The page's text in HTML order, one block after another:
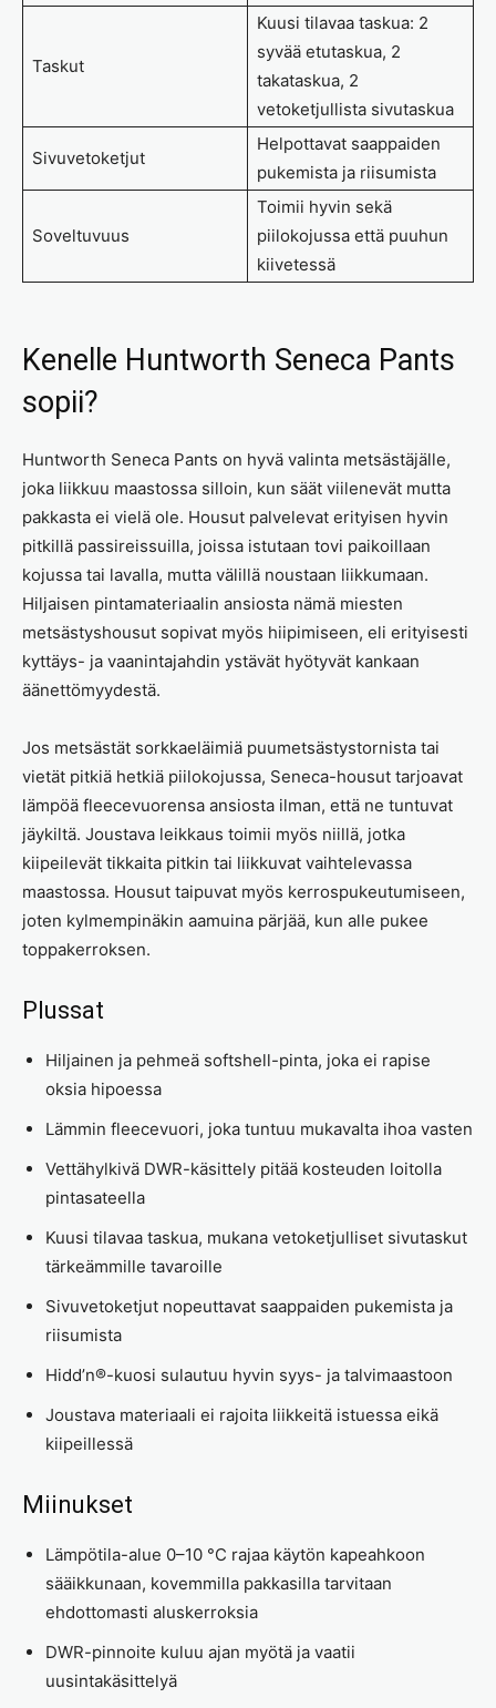
Taskut
Kuusi tilavaa taskua: 2
syvää etutaskua, 2
takataskua, 2
vetoketjullista sivutaskua
Sivuvetoketjut
Helpottavat saappaiden
pukemista ja riisumista
Soveltuvuus
Toimii hyvin sekä
piilokojussa että puuhun
kiivetessä
Kenelle Huntworth Seneca Pants
sopii?
Huntworth Seneca Pants on hyvä valinta metsästäjälle,
joka liikkuu maastossa silloin, kun säät viilenevät mutta
pakkasta ei vielä ole. Housut palvelevat erityisen hyvin
pitkillä passireissuilla, joissa istutaan tovi paikoillaan
kojussa tai lavalla, mutta välillä noustaan liikkumaan.
Hiljaisen pintamateriaalin ansiosta nämä miesten
metsästyshousut sopivat myös hiipimiseen, eli erityisesti
kyttäys- ja vaanintajahdin ystävät hyötyvät kankaan
äänettömyydestä.
Jos metsästät sorkkaeläimiä puumetsästystornista tai
vietät pitkiä hetkiä piilokojussa, Seneca-housut tarjoavat
lämpöä fleecevuorensa ansiosta ilman, että ne tuntuvat
jäykiltä. Joustava leikkaus toimii myös niillä, jotka
kiipeilevät tikkaita pitkin tai liikkuvat vaihtelevassa
maastossa. Housut taipuvat myös kerrospukeutumiseen,
joten kylmempinäkin aamuina pärjää, kun alle pukee
toppakerroksen.
Plussat
Hiljainen ja pehmeä softshell-pinta, joka ei rapise
oksia hipoessa
Lämmin fleecevuori, joka tuntuu mukavalta ihoa vasten
Vettähylkivä DWR-käsittely pitää kosteuden loitolla
pintasateella
Kuusi tilavaa taskua, mukana vetoketjulliset sivutaskut
tärkeämmille tavaroille
Sivuvetoketjut nopeuttavat saappaiden pukemista ja
riisumista
Hidd’n®-kuosi sulautuu hyvin syys- ja talvimaastoon
Joustava materiaali ei rajoita liikkeitä istuessa eikä
kiipeillessä
Miinukset
Lämpötila-alue 0–10 °C rajaa käytön kapeahkoon
sääikkunaan, kovemmilla pakkasilla tarvitaan
ehdottomasti aluskerroksia
DWR-pinnoite kuluu ajan myötä ja vaatii
uusintakäsittelyä